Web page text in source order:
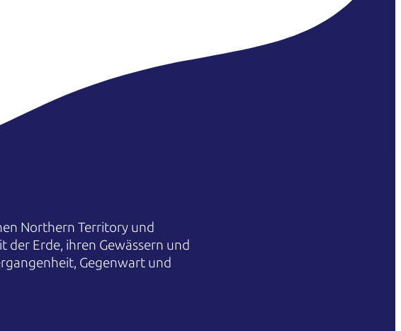
Northern Territory und
Erde, ihren Gewässern und
Gegenwart und